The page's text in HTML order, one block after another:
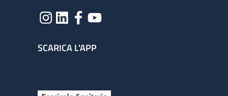
SCARICA L'APP